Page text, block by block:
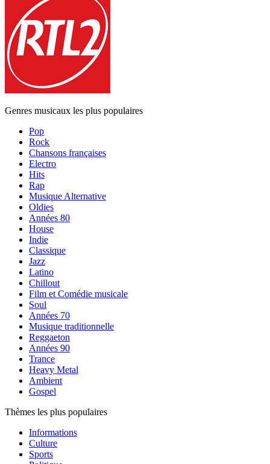
Genres musicaux les plus populaires
Pop
Rock
Chansons françaises
Electro
Hits
Rap
Musique Alternative
Oldies
Années 80
House
Indie
Classique
Jazz
Latino
Chillout
Film et Comédie musicale
Soul
Années 70
Musique traditionnelle
Reggaeton
Années 90
Trance
Heavy Metal
Ambient
Gospel
Thèmes les plus populaires
Informations
Culture
Sports